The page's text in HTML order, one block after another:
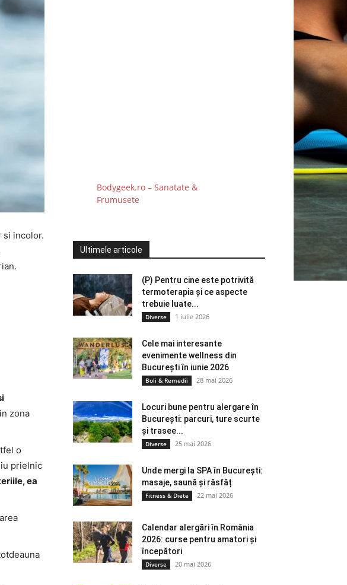
si incolor.
zona
o
prielnic
ea
Bodygeek.ro – Sanatate &
Frumusete
Ultimele articole
(P) Pentru cine este potrivită
termoterapia și ce aspecte
trebuie luate...
Diverse 1 iulie 2026
Cele mai interesante
evenimente wellness din
București în iunie 2026
Boli & Remedii 28 mai 2026
Locuri bune pentru alergare în
București: parcuri, ture scurte
și trasee...
Diverse 25 mai 2026
Unde mergi la SPA în București:
masaje, saună și răsfăț
Fitness & Diete 22 mai 2026
Calendar alergări în România
2026: curse pentru amatori și
începători
Diverse 20 mai 2026